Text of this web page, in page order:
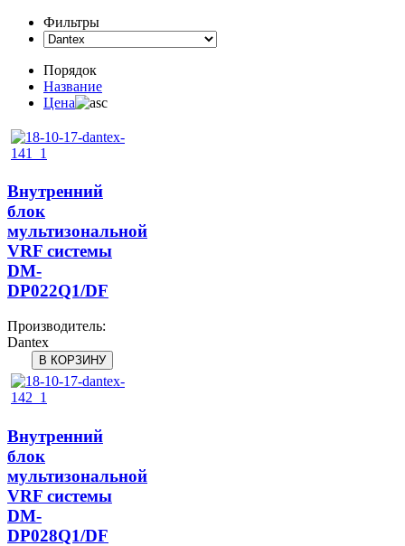
Фильтры
Порядок
Название
Цена
Внутренний
блок
мультизональной
VRF системы
DM-
DP022Q1/DF
Производитель:
Dantex
Внутренний
блок
мультизональной
VRF системы
DM-
DP028Q1/DF